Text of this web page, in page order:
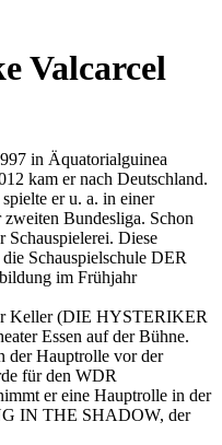
Valcarcel
in Äquatorialguinea
kam er nach Deutschland.
er u. a. in einer
Bundesliga. Schon
Schauspielerei. Diese
Schauspielschule DER
im Frühjahr
Keller (DIE HYSTERIKER
Essen auf der Bühne.
der Hauptrolle vor der
für den WDR
er eine Hauptrolle in der
IN THE SHADOW, der